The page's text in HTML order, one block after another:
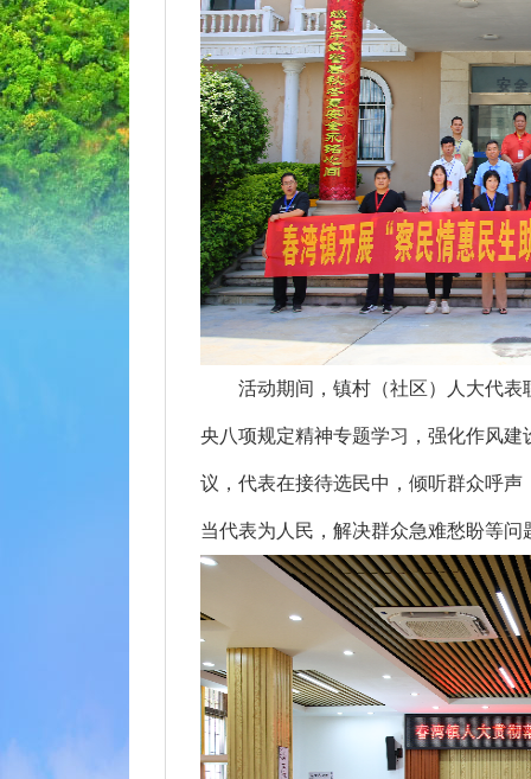
活动期间，镇村（社区）人大代表
央八项规定精神专题学习，强化作风
议，代表在接待选民中，倾听群众呼
当代表为人民，解决群众急难愁盼等问